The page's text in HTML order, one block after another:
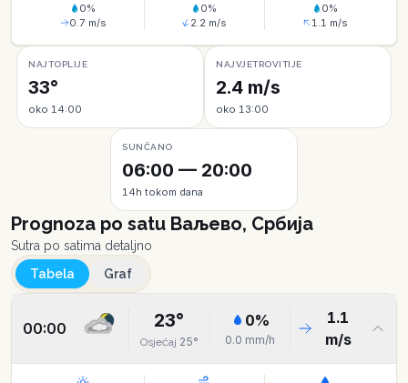
0%
0.7 m/s
0%
2.2 m/s
0%
1.1 m/s
NAJTOPLIJE
33°
oko 14:00
NAJVJETROVITIJE
2.4 m/s
oko 13:00
SUNČANO
06:00 — 20:00
14h tokom dana
Prognoza po satu Ваљево, Србија
Sutra po satima detaljno
Tabela
Graf
00:00 23°
Osjećaj 25°
0%
0.0 mm/h
1.1
m/s